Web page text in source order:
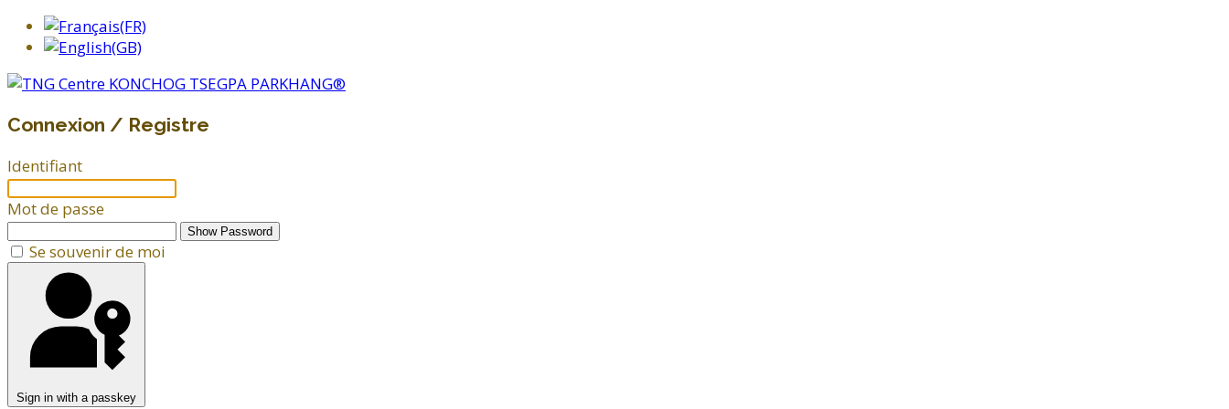
Connexion / Registre
Identifiant
Mot de passe
Show Password
Se souvenir de moi
Sign in with a passkey